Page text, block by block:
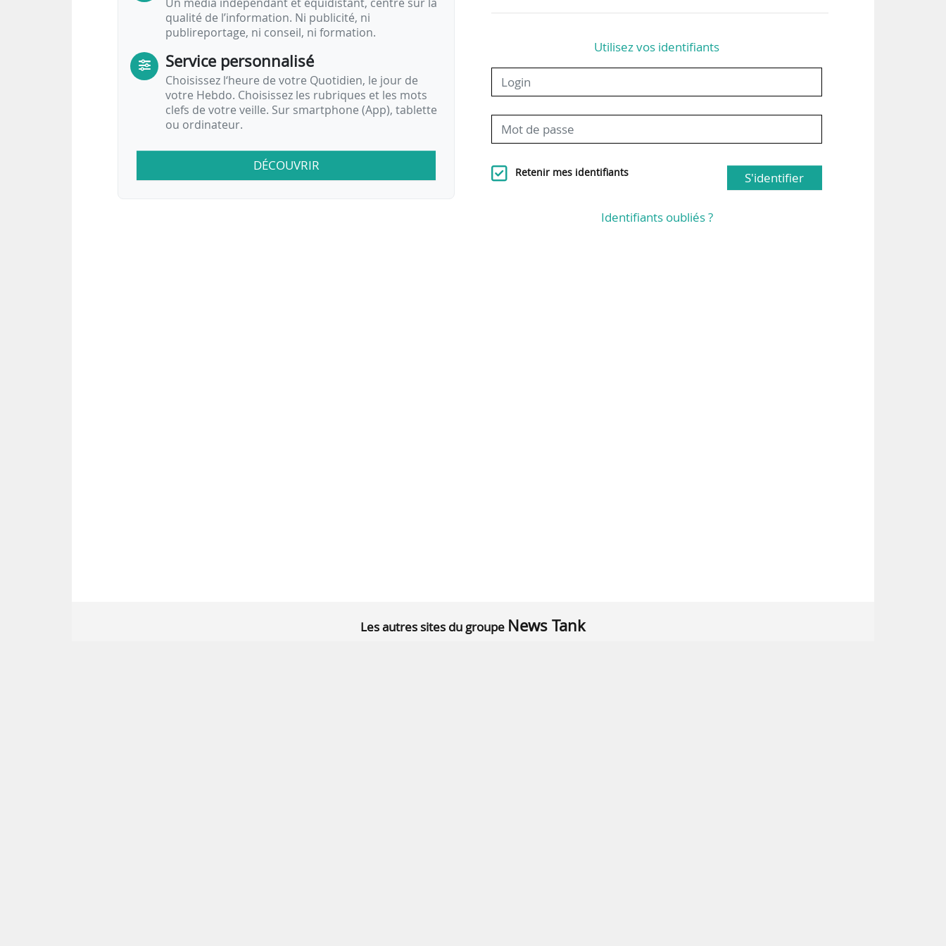
qualité de l’information. Ni publicité, ni
publireportage, ni conseil, ni formation.
Service personnalisé
Choisissez l‘heure de votre Quotidien, le jour de
votre Hebdo. Choisissez les rubriques et les mots
clefs de votre veille. Sur smartphone (App), tablette
ou ordinateur.
DÉCOUVRIR
Utilisez vos identifiants
Retenir mes identifiants S'identifier
Identifiants oubliés ?
Les autres sites du groupe News Tank